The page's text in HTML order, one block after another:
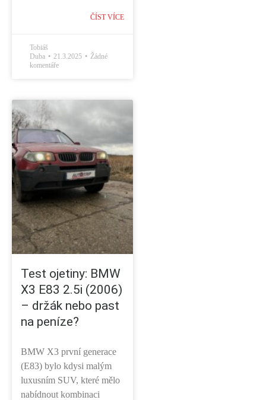
ČÍST VÍCE
Tobiáš
Duba
21.3.2025
Žádné
komentáře
Test ojetiny: BMW
X3 E83 2.5i (2006)
– držák nebo past
na peníze?
BMW X3 první generace
(E83) bylo kdysi malým
luxusním SUV, které mělo
nabídnout kombinaci